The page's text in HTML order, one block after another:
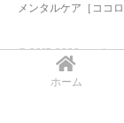
ホーム
メンタルケア［ココロ
© 2017-2026